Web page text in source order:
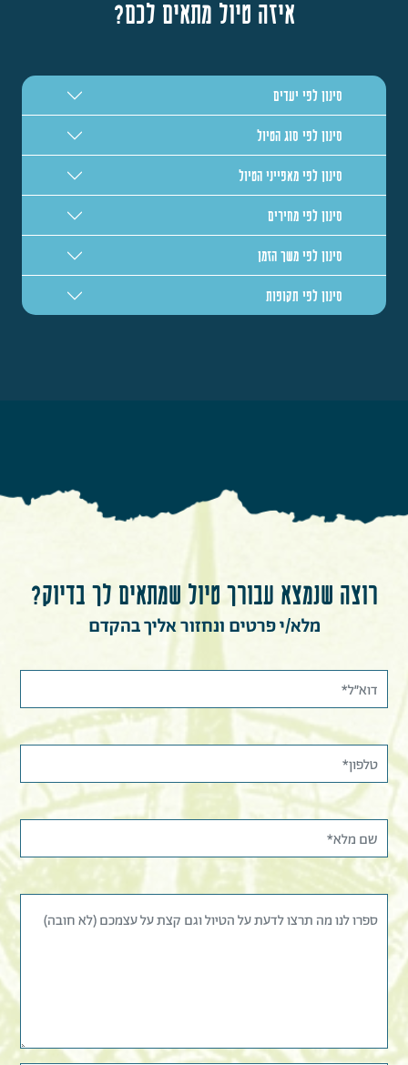
איזה טיול מתאים לכם?
סינון לפי יעדים
סינון לפי סוג הטיול
סינון לפי מאפייני הטיול
סינון לפי מחירים
סינון לפי משך הזמן
סינון לפי תקופות
רוצה שנמצא עבורך טיול שמתאים לך בדיוק?
מלא/י פרטים ונחזור אליך בהקדם